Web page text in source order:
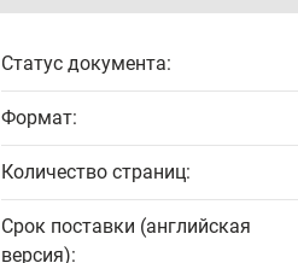
Статус документа:
Формат:
Количество страниц:
Срок поставки (английская
версия):